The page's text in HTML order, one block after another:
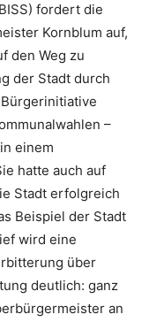
fordert die
Kornblum auf,
den Weg zu
der Stadt durch
–
einem
hatte auch auf
Stadt erfolgreich
Beispiel der Stadt
wird eine
über
deutlich: ganz
an